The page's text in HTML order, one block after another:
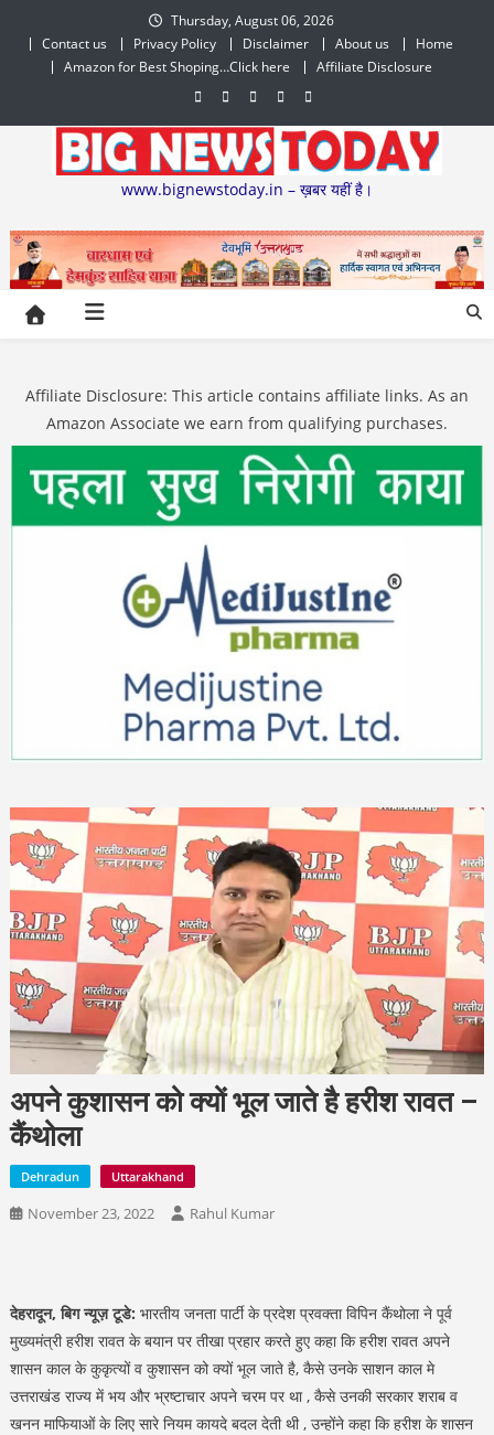
content
Thursday, August 06, 2026
Contact us
Privacy Policy Disclaimer About us
Home
Amazon for Best Shoping…Click here
Affiliate Disclosure
www.bignewstoday.in – ख़बर यहीं है।
Affiliate Disclosure: This article contains affiliate links. As an
Amazon Associate we earn from qualifying purchases.
अपने कुशासन को क्यों भूल जाते है हरीश रावत –
कैंथोला
Dehradun Uttarakhand
November 23, 2022 Rahul Kumar
देहरादून, बिग न्यूज़ टूडे: भारतीय जनता पार्टी के प्रदेश प्रवक्ता विपिन कैंथोला ने पूर्व
मुख्यमंत्री हरीश रावत के बयान पर तीखा प्रहार करते हुए कहा कि हरीश रावत अपने
शासन काल के कुकृत्यों व कुशासन को क्यों भूल जाते है, कैसे उनके साशन काल मे
उत्तराखंड राज्य में भय और भ्रष्टाचार अपने चरम पर था , कैसे उनकी सरकार शराब व
खनन माफियाओं के लिए सारे नियम कायदे बदल देती थी , उन्होंने कहा कि हरीश के शासन